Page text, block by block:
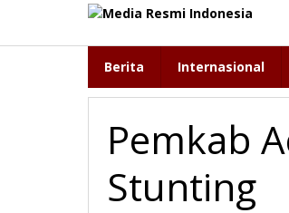
konten
Berita Internasional
Pemkab
Stunting